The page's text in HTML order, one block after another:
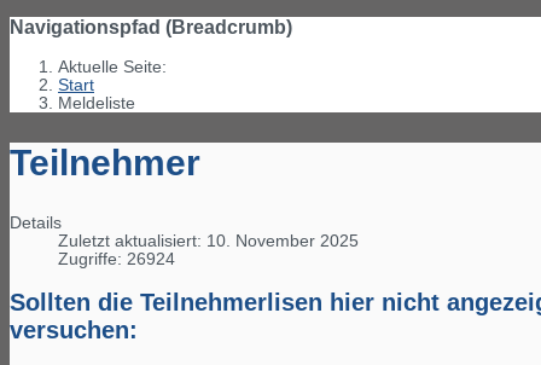
Navigationspfad (Breadcrumb)
Aktuelle Seite:
Start
Meldeliste
Teilnehmer
Details
Zuletzt aktualisiert: 10. November 2025
Zugriffe: 26924
Sollten die Teilnehmerlisen hier nicht
versuchen: